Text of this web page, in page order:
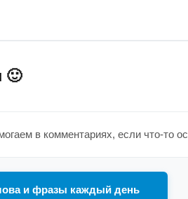
🙂
в комментариях, если что-то
и фразы каждый день